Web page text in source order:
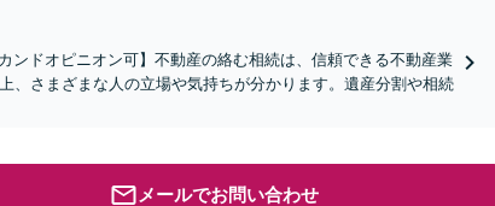
ンドオピニオン可】不動産の絡む相続は、信頼できる不動産業
、さまざまな人の立場や気持ちが分かります。遺産分割や相続
メールでお問い合わせ